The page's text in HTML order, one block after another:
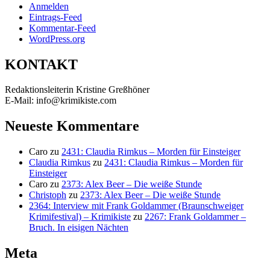
Anmelden
Eintrags-Feed
Kommentar-Feed
WordPress.org
KONTAKT
Redaktionsleiterin Kristine Greßhöner
E-Mail: info@krimikiste.com
Neueste Kommentare
Caro zu 2431: Claudia Rimkus – Morden für Einsteiger
Claudia Rimkus zu 2431: Claudia Rimkus – Morden für
Einsteiger
Caro zu 2373: Alex Beer – Die weiße Stunde
Christoph zu 2373: Alex Beer – Die weiße Stunde
2364: Interview mit Frank Goldammer (Braunschweiger
Krimifestival) – Krimikiste zu 2267: Frank Goldammer –
Bruch. In eisigen Nächten
Meta